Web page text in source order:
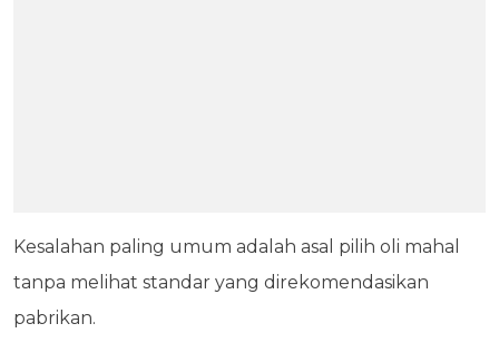
Kesalahan paling umum adalah asal pilih oli mahal
tanpa melihat standar yang direkomendasikan
pabrikan.